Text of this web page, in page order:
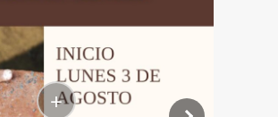
+